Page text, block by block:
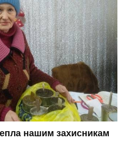
нашим захисникам